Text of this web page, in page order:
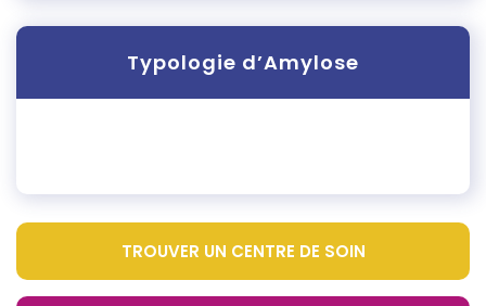
Typologie d’Amylose
TROUVER UN CENTRE DE SOIN